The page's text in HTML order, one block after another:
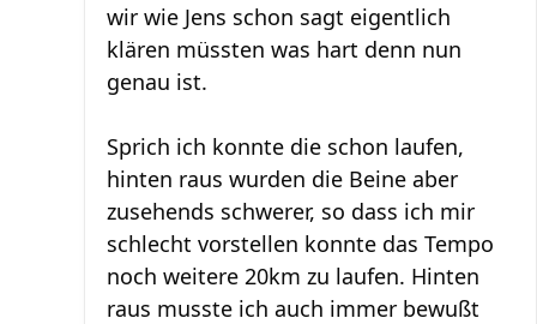
wir wie Jens schon sagt eigentlich
klären müssten was hart denn nun
genau ist.
Sprich ich konnte die schon laufen,
hinten raus wurden die Beine aber
zusehends schwerer, so dass ich mir
schlecht vorstellen konnte das Tempo
noch weitere 20km zu laufen. Hinten
raus musste ich auch immer bewußt